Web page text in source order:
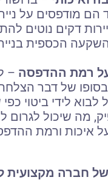
הם מודפסים על
דקים נוטים
הכספית
רמת ההדפסה –
של דבר
לבוא לידי ביטוי
מה שיכול לגרום
איכות ורמת
חברה מקצועית